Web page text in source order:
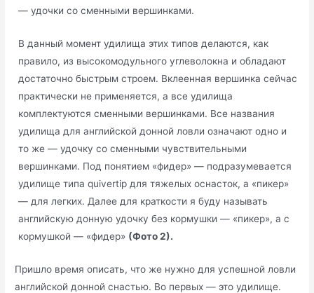
— удочки со сменными вершинками.
В данный момент удилища этих типов делаются, как
правило, из высокомодульного углеволокна и обладают
достаточно быстрым строем. Вклеенная вершинка сейчас
практически не применяется, а все удилища
комплектуются сменными вершинками. Все названия
удилища для английской донной ловли означают одно и
то же — удочку со сменными чувствительными
вершинками. Под понятием «фидер» — подразумевается
удилище типа quivertip для тяжелых оснасток, а «пикер»
— для легких. Далее для краткости я буду называть
английскую донную удочку без кормушки — «пикер», а с
кормушкой — «фидер» (Фото 2).
Пришло время описать, что же нужно для успешной ловли
английской донной снастью. Во первых — это удилище.